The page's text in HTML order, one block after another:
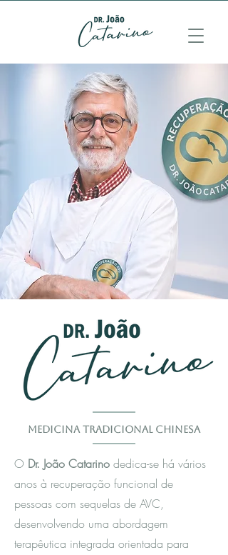
Medicina Tradicional Chinesa
O Dr. João Catarino dedica-se há vários
anos à recuperação funcional de
pessoas com sequelas de AVC,
desenvolvendo uma abordagem
terapêutica integrada orientada para